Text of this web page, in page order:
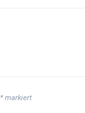
*markiert